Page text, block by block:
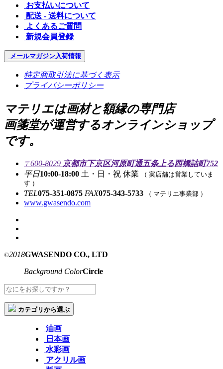
お支払いについて
配送 - 送料について
よくあるご質問
新規会員登録
メールマガジン入荷情報
特定商取引法に基づく表示
プライバシーポリシー
マテリエは画材と額縁の専門店
画箋堂が運営するオンラインショップ
です。
〒600-8029 京都市下京区河原町通五条上る西橋詰町752
平日10:00-18:00 土・日・祝 休業 （ 実店舗は営業していま
す ）
TEL075-351-0875 FAX075-343-5733 （ マテリエ事業部 ）
www.gwasendo.com
©2018GWASENDO CO., LTD
Background ColorCircle
カテゴリから選ぶ
油画
日本画
水彩画
アクリル画